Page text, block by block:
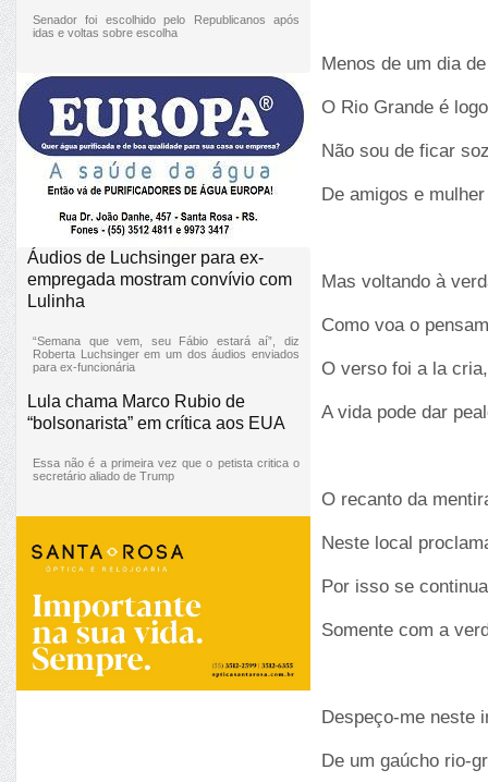
Senador foi escolhido pelo Republicanos após
idas e voltas sobre escolha
Áudios de Luchsinger para ex-
empregada mostram convívio com
Lulinha
“Semana que vem, seu Fábio estará aí”, diz
Roberta Luchsinger em um dos áudios enviados
para ex-funcionária
Lula chama Marco Rubio de
“bolsonarista” em crítica aos EUA
Essa não é a primeira vez que o petista critica o
secretário aliado de Trump
Menos de um dia
O Rio Grande é
Não sou de ficar
De amigos e
Mas voltando à
Como voa o
O verso foi a la
A vida pode dar
O recanto da
Neste local
Por isso se
Somente com a
Despeço-me neste
De um gaúcho rio-